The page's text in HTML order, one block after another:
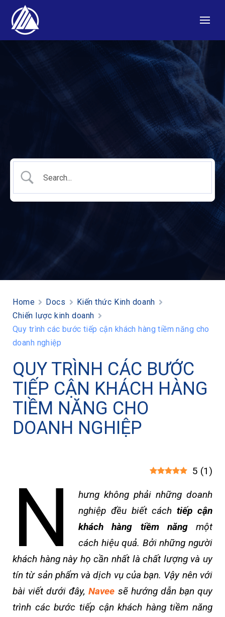
Home Docs
Kiến thức Kinh doanh
Chiến lược kinh doanh
Quy trình các bước tiếp cận khách hàng tiềm năng cho
doanh nghiệp
QUY TRÌNH CÁC BƯỚC
TIẾP CẬN KHÁCH HÀNG
TIỀM NĂNG CHO
DOANH NGHIỆP
5 (1 )
N
hưng không phải những doanh
nghiệp đều biết cáchtiếp cận
khách hàng tiềm năngmột
cách hiệu quả. Bởi những người
khách hàng này họ cần nhất là chất lượng và uy
tín từ sản phẩm và dịch vụ của bạn. Vậy nên với
bài viết dưới đây,Navee sẽ hướng dẫn bạn quy
trình các bước tiếp cận khách hàng tiềm năng